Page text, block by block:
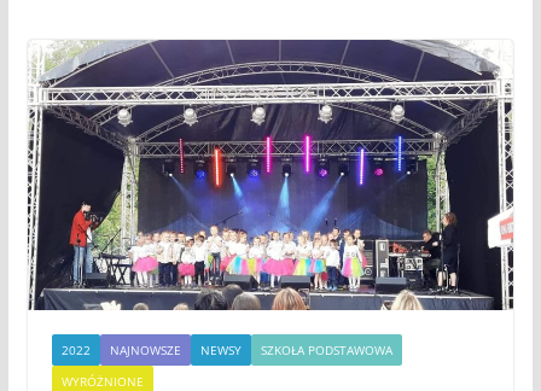
2022 NAJNOWSZE NEWSY
SZKOŁA PODSTAWOWA
WYRÓŻNIONE